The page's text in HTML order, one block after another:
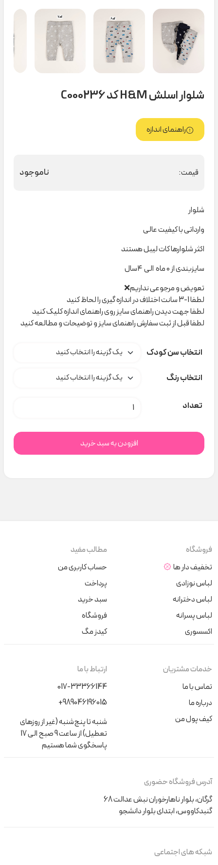
شلوار اسلش H&M کد C000236
راهنمای اندازه
قیمت: ناموجود
شلوار
وارداتی با کیفیت عالی
اکثر شلوارها کات لیبل هستند
سایزبندی از ۰ ماه الی ۴سال
تعویض و مرجوعی نداریم❌
لطفا 1-3 سانت اختلاف در اندازه گیری را لحاظ کنید
لطفا جهت دیدن راهنمای سایز روی راهنمای اندازه کلیک کنید
لطفا قبل از ثبت سفارش راهنمای سایز و توضیحات و مطالعه کنید
انتخاب سن کودک
انتخاب رنگ
تعداد شلوار اسلش H&M کد C000236 عدد
افزودن به سبد خرید
فروشگاه
تخفیف دار ها
لباس نوزادی
لباس دخترانه
لباس پسرانه
اکسسوری
مطالب مفید
حساب کاربری من
پرداخت
سبد خرید
فروشگاه
کیدز مگ
خدمات مشتریان
تماس با ما
درباره ما
کیف پول من
ارتباط با ما
017-33366144
+989046196015
شنبه تا پنج‌شنبه (غیر از روزهای
تعطیل) از ساعت 9 صبح الی 17
پاسخگوی شما هستیم
آدرس فروشگاه حضوری
گرگان، بلوار ناهارخوران نبش عدالت 68
گنبدکاووس، ابتدای بلوار دانشجو
شبکه های اجتماعی